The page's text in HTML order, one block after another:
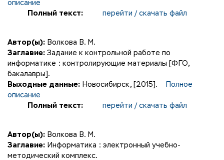
описание
Полный текст:
перейти / скачать файл
Автор(ы): Волкова В. М.
Заглавие: Задание к контрольной работе по
информатике : контролирующие материалы [ФГО,
бакалавры].
Выходные данные: Новосибирск, [2015].
Полное
описание
Полный текст:
перейти / скачать файл
Автор(ы): Волкова В. М.
Заглавие: Информатика : электронный учебно-
методический комплекс.